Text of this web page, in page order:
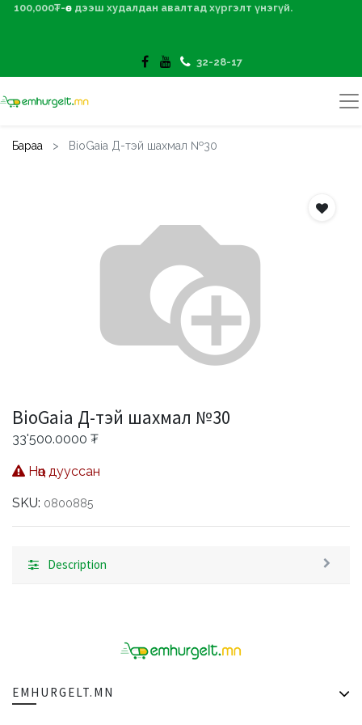
100,000₮-өөс дээш худалдан авалтад хүргэлт үнэгүй.
32-28-17
Бараа BioGaia Д-тэй шахмал №30
BioGaia Д-тэй шахмал №30
33'500.0000 ₮
Нөөц дууссан
SKU: 0800885
Description
EMHURGELT.MN